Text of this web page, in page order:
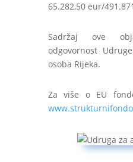
65.282,50 eur/
Sadržaj ove
odgovornost
osoba Rijeka.
Za više o EU